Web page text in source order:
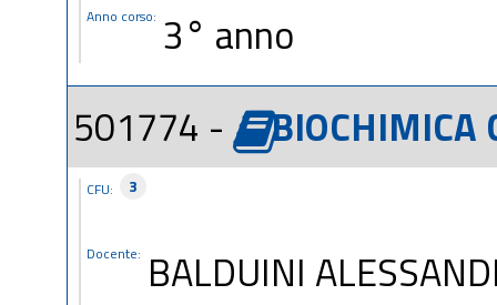
Anno corso: 3° anno
501774 -
BIOCHIMICA
CFU: 3
Docente: BALDUINI